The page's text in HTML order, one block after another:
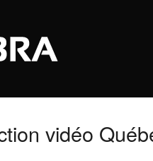
vidéo